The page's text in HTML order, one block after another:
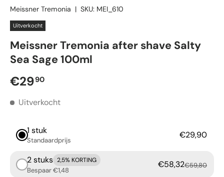
Meissner Tremonia | SKU: MEI_610
Uitverkocht
Meissner Tremonia after shave Salty
Sea Sage 100ml
Reguliere prijs
€2990
Uitverkocht
1 stuk
Standaardprijs
€29,90
2 stuks 2,5% KORTING
Bespaar €1,48
€58,32€59,80